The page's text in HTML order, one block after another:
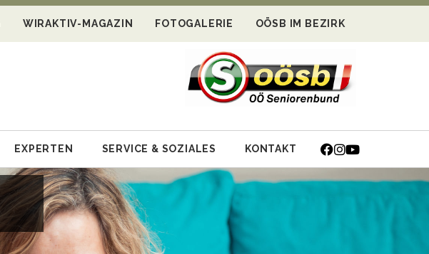
WIRAKTIV-MAGAZIN FOTOGALERIE OÖSB IM BEZIRK
EXPERTEN SERVICE & SOZIALES KONTAKT